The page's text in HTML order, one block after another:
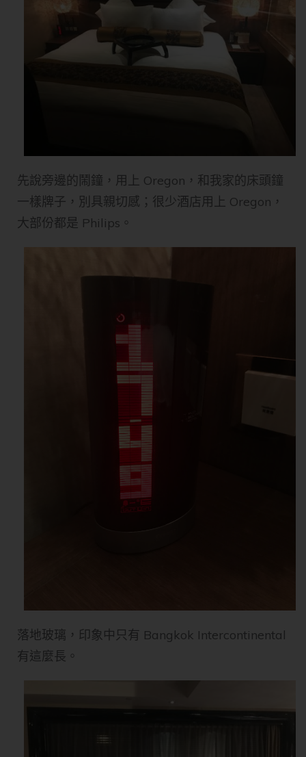
先說旁邊的鬧鐘，用上 Oregon，和我家的床頭鐘
一樣牌子，別具親切感；很少酒店用上 Oregon，
大部份都是 Philips。
落地玻璃，印象中只有 Bangkok Intercontinental
有這麼長。